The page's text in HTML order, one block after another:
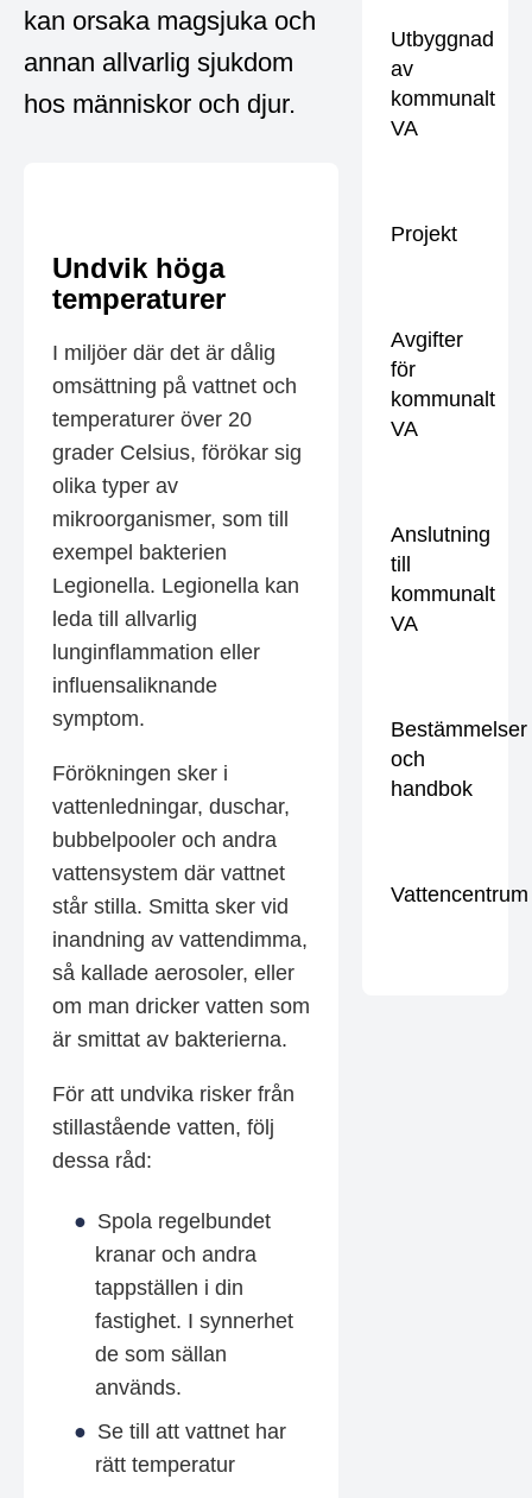
kan orsaka magsjuka och
annan allvarlig sjukdom
hos människor och djur.
Undvik höga
temperaturer
I miljöer där det är dålig
omsättning på vattnet och
temperaturer över 20
grader Celsius, förökar sig
olika typer av
mikroorganismer, som till
exempel bakterien
Legionella. Legionella kan
leda till allvarlig
lunginflammation eller
influensaliknande
symptom.
Förökningen sker i
vattenledningar, duschar,
bubbelpooler och andra
vattensystem där vattnet
står stilla. Smitta sker vid
inandning av vattendimma,
så kallade aerosoler, eller
om man dricker vatten som
är smittat av bakterierna.
För att undvika risker från
stillastående vatten, följ
dessa råd:
Spola regelbundet
kranar och andra
tappställen i din
fastighet. I synnerhet
de som sällan
används.
Se till att vattnet har
rätt temperatur
Utbyggnad
av
kommunalt
VA
Projekt
Avgifter
för
kommunalt
VA
Anslutning
till
kommunalt
VA
Bestämmelser
och
handbok
Vattencentrum